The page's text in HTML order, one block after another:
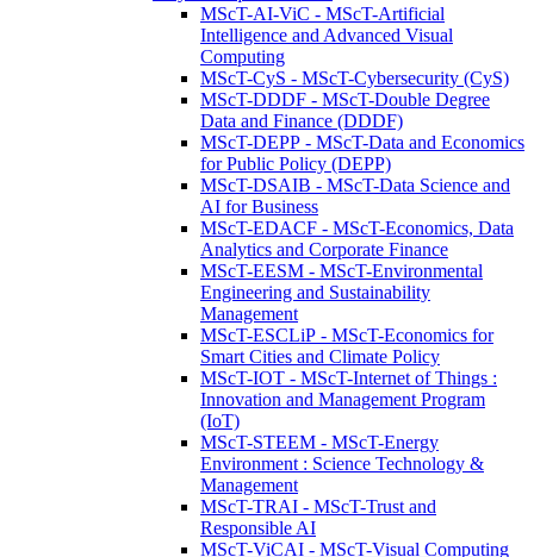
MScT-AI-ViC - MScT-Artificial
Intelligence and Advanced Visual
Computing
MScT-CyS - MScT-Cybersecurity (CyS)
MScT-DDDF - MScT-Double Degree
Data and Finance (DDDF)
MScT-DEPP - MScT-Data and Economics
for Public Policy (DEPP)
MScT-DSAIB - MScT-Data Science and
AI for Business
MScT-EDACF - MScT-Economics, Data
Analytics and Corporate Finance
MScT-EESM - MScT-Environmental
Engineering and Sustainability
Management
MScT-ESCLiP - MScT-Economics for
Smart Cities and Climate Policy
MScT-IOT - MScT-Internet of Things :
Innovation and Management Program
(IoT)
MScT-STEEM - MScT-Energy
Environment : Science Technology &
Management
MScT-TRAI - MScT-Trust and
Responsible AI
MScT-ViCAI - MScT-Visual Computing